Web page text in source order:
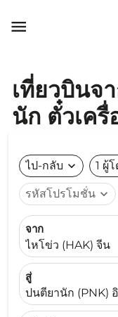

เที่ยวบินจ
นัก ตั๋วเค
ไป-กลับ expand_more 1 ผู้
รหัสโปรโมชั่น expand_more
จาก
ไหโข่ว (HAK) จีน
สู่
ปนตียานัก (PNK)